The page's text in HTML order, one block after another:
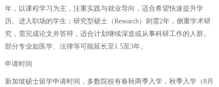
年，以课程学习为主，注重实践与就业导向，适合希望快速提升学
历、进入职场的学生；研究型硕士（Research）则需2年，侧重学术研
究，需完成论文并答辩，适合计划继续深造或从事科研工作的人群。
部分专业如医学、法律等可能延长至1.5至3年。
申请时间
新加坡硕士留学申请时间，多数院校有春秋两季入学，秋季入学（8月